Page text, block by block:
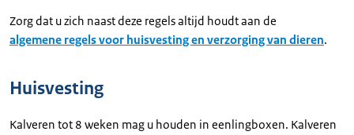
Zorg dat u zich naast deze regels altijd houdt aan de
algemene regels voor huisvesting en verzorging van dieren.
Huisvesting
Kalveren tot 8 weken mag u houden in eenlingboxen. Kalveren